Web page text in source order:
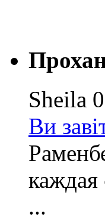
Sheila
Ви
...